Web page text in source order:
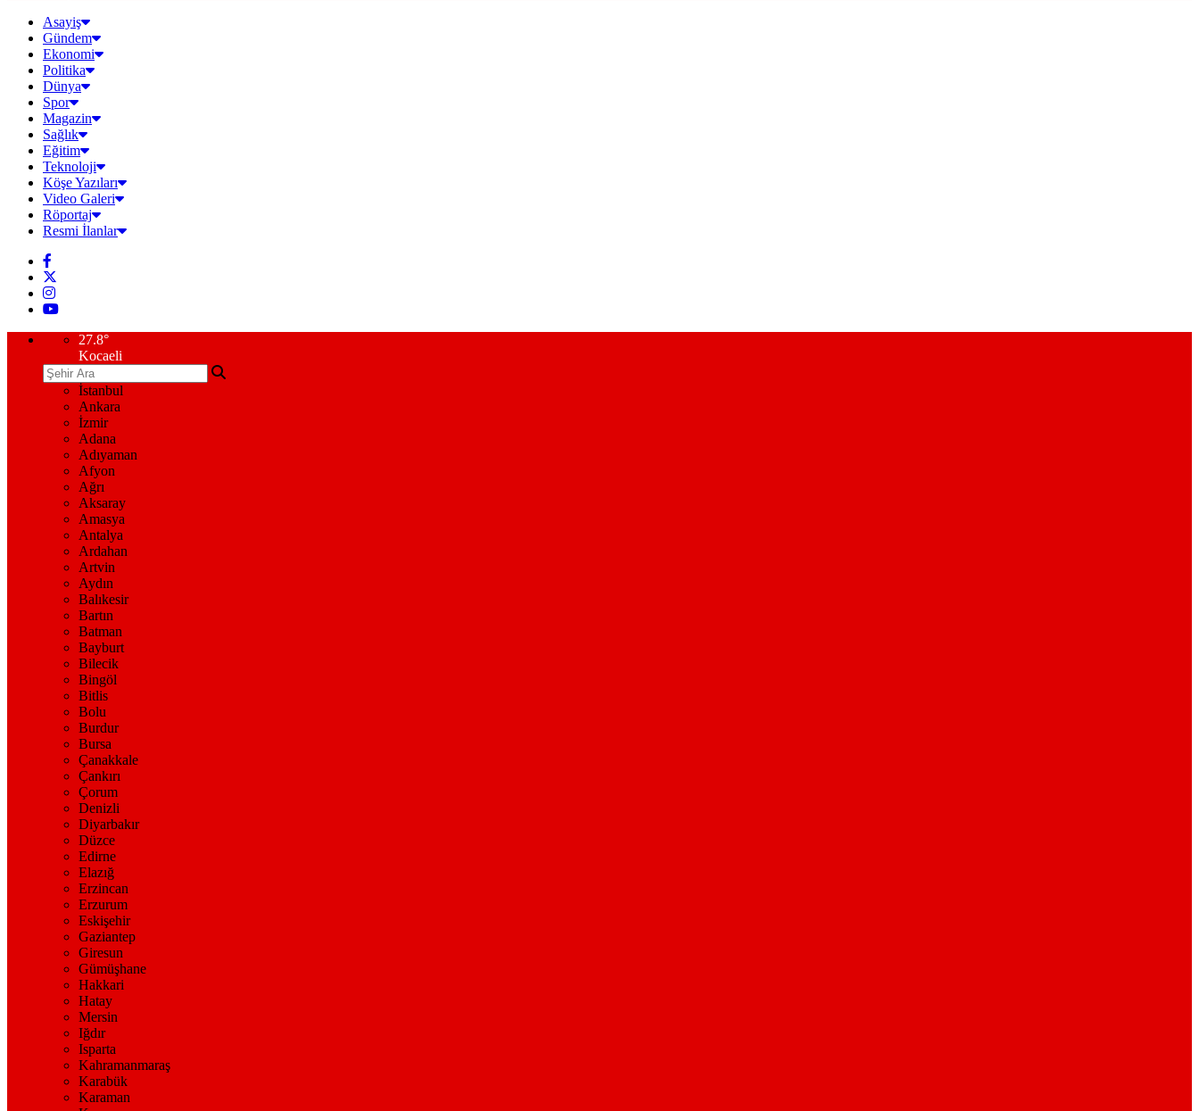
Asayiş
Gündem
Ekonomi
Politika
Dünya
Spor
Magazin
Sağlık
Eğitim
Teknoloji
Köşe Yazıları
Video Galeri
Röportaj
Resmi İlanlar
27.8°
Kocaeli
İstanbul
Ankara
İzmir
Adana
Adıyaman
Afyon
Ağrı
Aksaray
Amasya
Antalya
Ardahan
Artvin
Aydın
Balıkesir
Bartın
Batman
Bayburt
Bilecik
Bingöl
Bitlis
Bolu
Burdur
Bursa
Çanakkale
Çankırı
Çorum
Denizli
Diyarbakır
Düzce
Edirne
Elazığ
Erzincan
Erzurum
Eskişehir
Gaziantep
Giresun
Gümüşhane
Hakkari
Hatay
Mersin
Iğdır
Isparta
Kahramanmaraş
Karabük
Karaman